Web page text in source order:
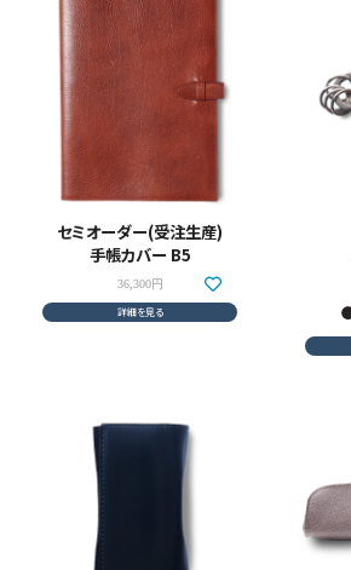
セミオーダー(受注生産)
手帳カバー B5
36,300円
詳細を見る